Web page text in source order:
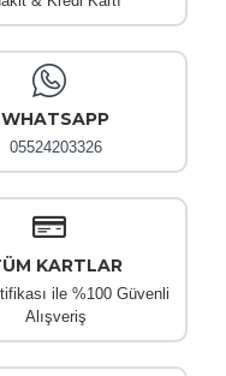
WHATSAPP
05524203326
KARTLAR
ile %100 Güvenli
Alışveriş